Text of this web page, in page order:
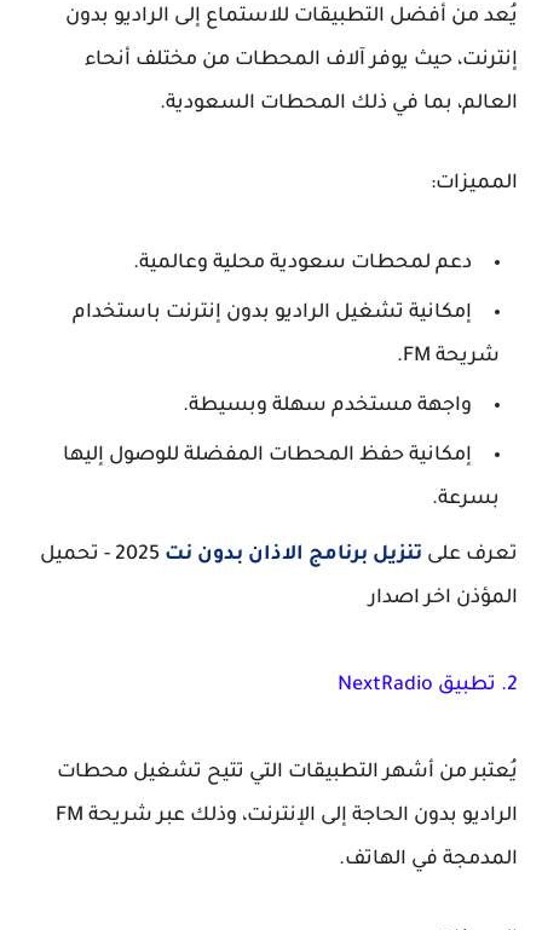
يُعد من أفضل التطبيقات للاستماع إلى الراديو بدون
إنترنت، حيث يوفر آلاف المحطات من مختلف أنحاء
العالم، بما في ذلك المحطات السعودية.
المميزات:
دعم لمحطات سعودية محلية وعالمية.
إمكانية تشغيل الراديو بدون إنترنت باستخدام
شريحة FM.
واجهة مستخدم سهلة وبسيطة.
إمكانية حفظ المحطات المفضلة للوصول إليها
بسرعة.
تعرف على تنزيل برنامج الاذان بدون نت
2025 - تحميل
المؤذن اخر اصدار
2. تطبيق NextRadio
يُعتبر من أشهر التطبيقات التي تتيح تشغيل محطات
الراديو بدون الحاجة إلى الإنترنت، وذلك عبر شريحة FM
المدمجة في الهاتف.